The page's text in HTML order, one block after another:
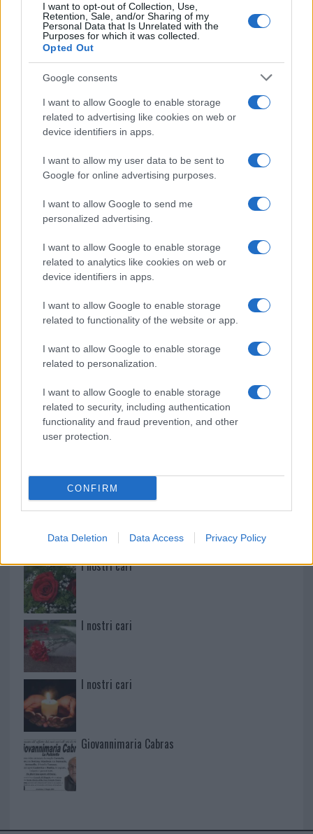
I want to opt-out of Collection, Use,
Retention, Sale, and/or Sharing of my
Personal Data that Is Unrelated with the
Purposes for which it was collected.
Opted Out
Google consents
I want to allow Google to enable storage
related to advertising like cookies on web or
device identifiers in apps.
I want to allow my user data to be sent to
Google for online advertising purposes.
I want to allow Google to send me
personalized advertising.
I want to allow Google to enable storage
related to analytics like cookies on web or
device identifiers in apps.
I want to allow Google to enable storage
related to functionality of the website or app.
I want to allow Google to enable storage
related to personalization.
I want to allow Google to enable storage
related to security, including authentication
functionality and fraud prevention, and other
user protection.
CONFIRM
Data Deletion Data Access Privacy Policy
Gallura, finti clienti svuotano le suite: furto da
50mila nel resort
protagonisti
fine agosto
NECROLOGIE
Mario Malu
Martina Agostina Diturco
I nostri cari
I nostri cari
I nostri cari
Giovannimaria Cabras